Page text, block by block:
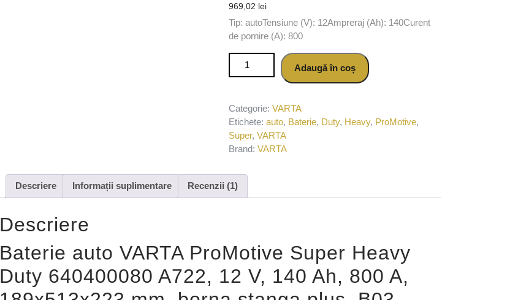
969,02 lei
Tip: autoTensiune (V): 12Ampreraj (Ah): 140Curent
de pornire (A): 800
Cantitate Baterie auto VARTA ProMotive Super Heavy Duty 640400080
189x513x223 mm, borna stanga plus, B03
Adaugă în coș
Categorie:VARTA
Etichete:auto, Baterie, Duty, Heavy, ProMotive,
Super,VARTA
Brand:VARTA
Descriere Informații suplimentare Recenzii (1)
Descriere
Baterie auto VARTA ProMotive Super Heavy
Duty 640400080 A722, 12 V, 140 Ah, 800 A,